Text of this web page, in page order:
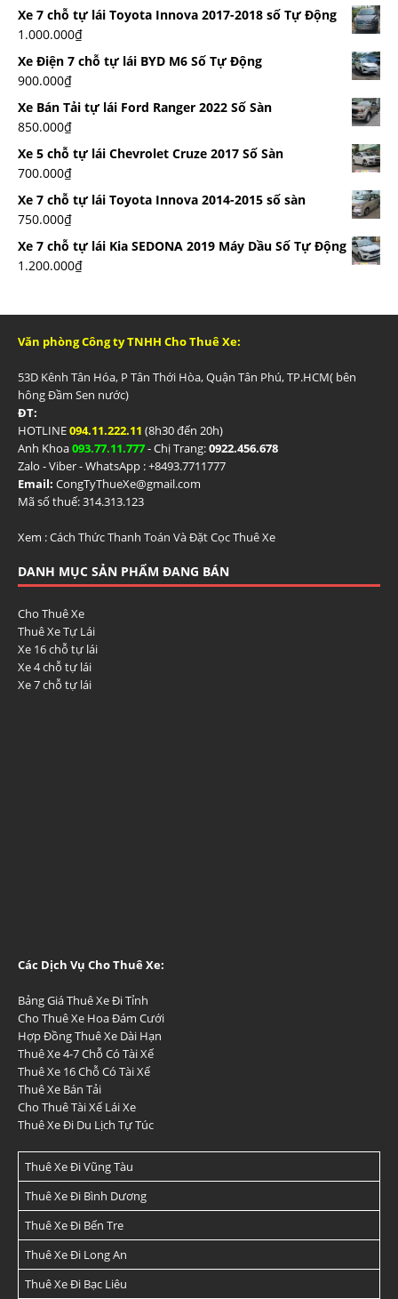
Xe 7 chỗ tự lái Toyota Innova 2017-2018 số Tự Động
1.000.000₫
Xe Điện 7 chỗ tự lái BYD M6 Số Tự Động
900.000₫
Xe Bán Tải tự lái Ford Ranger 2022 Số Sàn
850.000₫
Xe 5 chỗ tự lái Chevrolet Cruze 2017 Số Sàn
700.000₫
Xe 7 chỗ tự lái Toyota Innova 2014-2015 số sàn
750.000₫
Xe 7 chỗ tự lái Kia SEDONA 2019 Máy Dầu Số Tự Động
1.200.000₫
Văn phòng Công ty TNHH Cho Thuê Xe:
53D Kênh Tân Hóa, P Tân Thới Hòa, Quận Tân Phú, TP.HCM( bên
hông Đầm Sen nước)
ĐT:
HOTLINE094.11.222.11 (8h30 đến 20h)
Anh Khoa093.77.11.777- Chị Trang:0922.456.678
Zalo - Viber - WhatsApp : +8493.7711777
Email: CongTyThueXe@gmail.com
Mã số thuế: 314.313.123
Xem :Cách Thức Thanh Toán Và Đặt Cọc Thuê Xe
DANH MỤC SẢN PHẨM ĐANG BÁN
Cho Thuê Xe
Thuê Xe Tự Lái
Xe 16 chỗ tự lái
Xe 4 chỗ tự lái
Xe 7 chỗ tự lái
Các Dịch Vụ Cho Thuê Xe:
Bảng Giá Thuê Xe Đi Tỉnh
Cho Thuê Xe Hoa Đám Cưới
Hợp Đồng Thuê Xe Dài Hạn
Thuê Xe 4-7 Chỗ Có Tài Xế
Thuê Xe 16 Chỗ Có Tài Xế
Thuê Xe Bán Tải
Cho Thuê Tài Xế Lái Xe
Thuê Xe Đi Du Lịch Tự Túc
Thuê Xe Đi Vũng Tàu
Thuê Xe Đi Bình Dương
Thuê Xe Đi Bến Tre
Thuê Xe Đi Long An
Thuê Xe Đi Bạc Liêu